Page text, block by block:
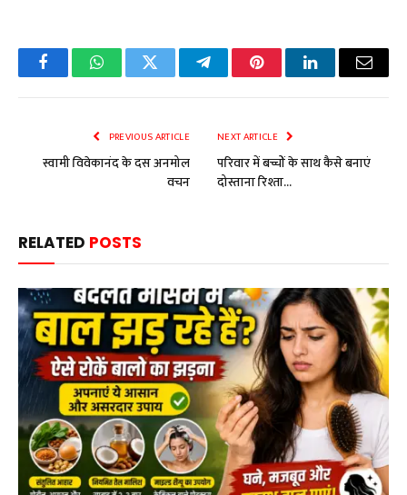
FacebookWhatsAppTwitter TelegramPinterestLinkedInEmail
PREVIOUS ARTICLE
स्वामी विवेकानंद के दस अनमोल
वचन
NEXT ARTICLE
परिवार में बच्चों के साथ कैसे बनाएं
दोस्ताना रिश्ता…
RELATED POSTS